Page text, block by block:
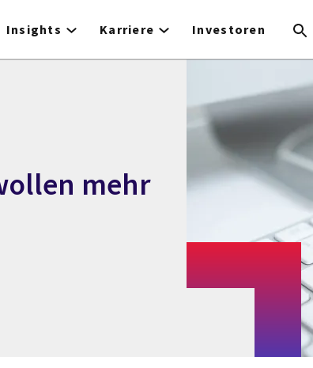
Insights Karriere Investoren
mehr